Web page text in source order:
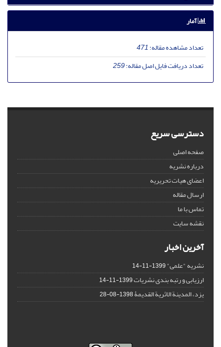
آمار
تعداد مشاهده مقاله:471
تعداد دریافت فایل اصل مقاله:259
دسترسی سریع
صفحه اصلی
درباره نشریه
اعضای هیات تحریریه
ارسال مقاله
تماس با ما
نقشه سایت
آخرین اخبار
نشریه "علمی"1399-11-14
ارزیابی و رتبه بندی نشریات1399-11-14
یزد، المدینة الاثریة القدیمۀ1398-08-28